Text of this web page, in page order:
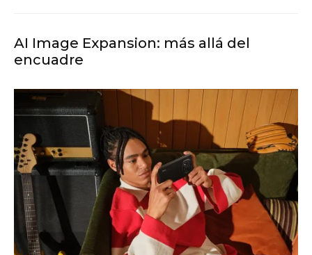
AI Image Expansion: más allá del
encuadre